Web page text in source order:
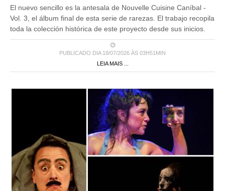
El nuevo sencillo es la antesala de Nouvelle Cuisine Caníbal -
Vol. 3, el álbum final de esta serie de rarezas. El trabajo recopila
toda la colección histórica de este proyecto desde sus inicios.
PUBLICADO DIA 18/07/2026 ÀS 03H51MIN
LEIA MAIS ...